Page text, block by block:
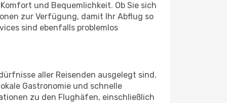
und Bequemlichkeit. Ob Sie sich
zur Verfügung, damit Ihr Abflug so
sind ebenfalls problemlos
aller Reisenden ausgelegt sind.
Gastronomie und schnelle
zu den Flughäfen, einschließlich